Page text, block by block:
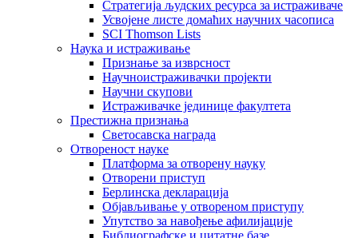
Стратегија људских ресурса за истраживаче
Усвојене листе домаћих научних часописа
SCI Thomson Lists
Наука и истраживање
Признање за изврсност
Научноистраживачки пројекти
Научни скупови
Истраживачке јединице факултета
Престижна признања
Светосавска награда
Отвореност науке
Платформа за отворену науку
Отворени приступ
Берлинска декларација
Објављивање у отвореном приступу
Упутство за навођење афилијације
Библиографске и цитатне базе